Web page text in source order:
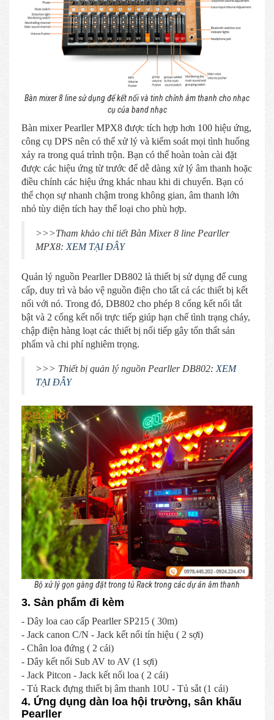
Bàn mixer 8 line sử dụng để kết nối và tinh chỉnh âm thanh cho nhạc
cụ của band nhạc
Bàn mixer Pearller MPX8 được tích hợp hơn 100 hiệu ứng,
công cụ DPS nên có thể xử lý và kiểm soát mọi tình huống
xảy ra trong quá trình trộn. Bạn có thể hoàn toàn cài đặt
được các hiệu ứng từ trước để dễ dàng xử lý âm thanh hoặc
điều chỉnh các hiệu ứng khác nhau khi di chuyển. Bạn có
thể chọn sự nhanh chậm trong không gian, âm thanh lớn
nhỏ tùy diện tích hay thể loại cho phù hợp.
>>>Tham khảo chi tiết Bàn Mixer 8 line Pearller
MPX8: XEM TẠI ĐÂY
Quản lý nguồn Pearller DB802 là thiết bị sử dụng để cung
cấp, duy trì và bảo vệ nguồn điện cho tất cả các thiết bị kết
nối với nó. Trong đó, DB802 cho phép 8 cổng kết nối tắt
bật và 2 cổng kết nối trực tiếp giúp hạn chế tình trạng cháy,
chập điện hàng loạt các thiết bị nối tiếp gây tổn thất sản
phẩm và chi phí nghiêm trọng.
>>> Thiết bị quản lý nguồn Pearller DB802: XEM
TẠI ĐÂY
Bộ xử lý gọn gàng đặt trong tủ Rack trong các dự án âm thanh
3. Sản phẩm đi kèm
- Dây loa cao cấp Pearller SP215 ( 30m)
- Jack canon C/N - Jack kết nối tín hiệu ( 2 sợi)
- Chân loa đứng ( 2 cái)
- Dây kết nối Sub AV to AV (1 sợi)
- Jack Pitcon - Jack kết nối loa ( 2 cái)
- Tủ Rack đựng thiết bị âm thanh 10U - Tủ sắt (1 cái)
4. Ứng dụng dàn loa hội trường, sân khấu
Pearller